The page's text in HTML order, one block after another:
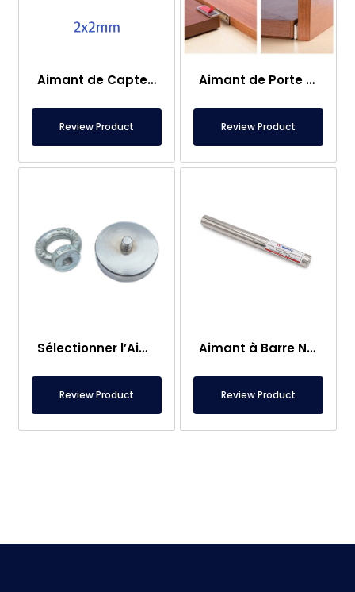
Aimant de Capteur – 2×2 mm
Review Product
Aimant de Porte de Caravane
Review Product
Sélectionner l’Aimant de Pêche – Aimant Puissant de Sauvetage en Mer
Review Product
Aimant à Barre Neodyme Ø25×250 mm – Connexion M8 Femelle d’un Côté
Review Product